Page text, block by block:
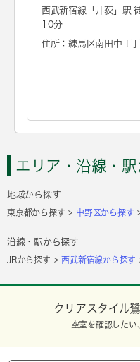
西武新宿線「井荻」駅
10分
住所：練馬区南田中１丁
エリア・沿線・
地域から探す
東京都から探す 中野区から探す
沿線・駅から探す
JRから探す 西武新宿線から探す
クリアスタイル
空室を確認したい